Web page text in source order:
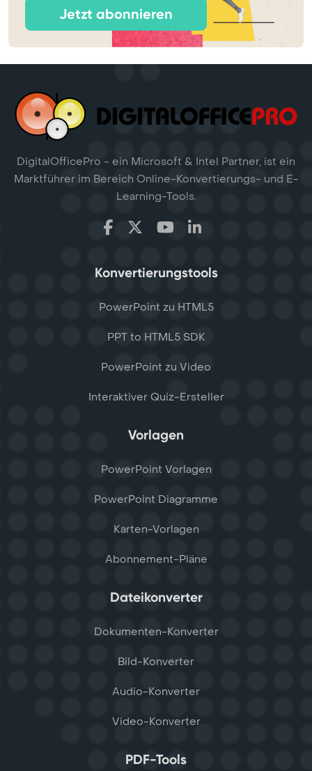
Jetzt abonnieren
DigitalOfficePro - ein Microsoft & Intel Partner, ist ein
Marktführer im Bereich Online-Konvertierungs- und E-
Learning-Tools.
Konvertierungstools
PowerPoint zu HTML5
PPT to HTML5 SDK
PowerPoint zu Video
Interaktiver Quiz-Ersteller
Vorlagen
PowerPoint Vorlagen
PowerPoint Diagramme
Karten-Vorlagen
Abonnement-Pläne
Dateikonverter
Dokumenten-Konverter
Bild-Konverter
Audio-Konverter
Video-Konverter
PDF-Tools